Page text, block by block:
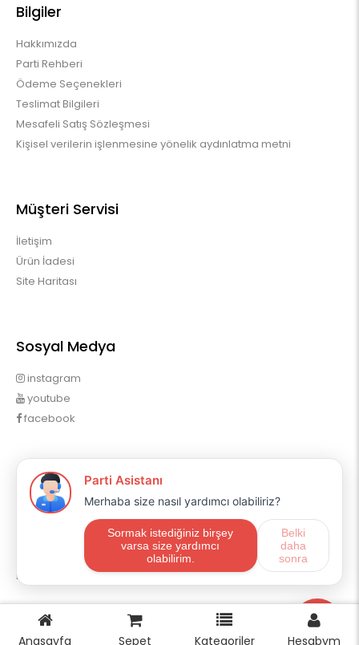
Bilgiler
Hakkımızda
Parti Rehberi
Ödeme Seçenekleri
Teslimat Bilgileri
Mesafeli Satış Sözleşmesi
Kişisel verilerin işlenmesine yönelik aydınlatma metni
Müşteri Servisi
İletişim
Ürün İadesi
Site Haritası
Sosyal Medya
instagram
youtube
facebook
Profilim
Profilim
Sipariş Geçmişim
Alışveriş Listem
Mail Aboneliği
E-ticaret OpencartUzman
Anasayfa Sepet Kategoriler Hesabym